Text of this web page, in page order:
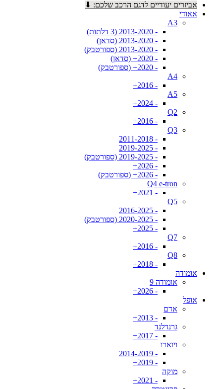
אביזרים יעודיים לדגם הרכב שלכם: ⬇
אאודי
A3
- 2013-2020 (3 דלתות)
- 2013-2020 (סדאן)
- 2013-2020 (ספורטבק)
- 2020+ (סדאן)
- 2020+ (ספורטבק)
A4
- 2016+
A5
- 2024+
Q2
- 2016+
Q3
- 2011-2018
- 2019-2025
- 2019-2025 (ספורטבק)
- 2026+
- 2026+ (ספורטבק)
Q4 e-tron
- 2021+
Q5
- 2016-2025
- 2020-2025 (ספורטבק)
- 2025+
Q7
- 2016+
Q8
- 2018+
אומודה
אומודה 9
- 2026+
אופל
אדם
- 2013+
גרנדלנד
- 2017+
ויוארו
- 2014-2019
- 2019+
מוקה
- 2021+